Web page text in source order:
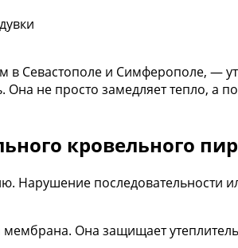
Севастополе и Симферополе, —
Она не просто замедляет тепло, а
кровельного
Нарушение последовательности
Она защищает